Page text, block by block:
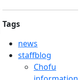
Tags
news
staffblog
Chofu